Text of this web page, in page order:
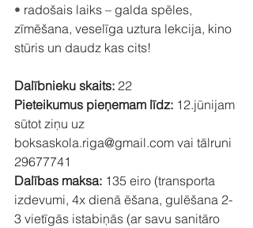
• radošais laiks – galda spēles,
zīmēšana, veselīga uztura lekcija, kino
stūris un daudz kas cits!
Dalībnieku skaits: 22
Pieteikumus pieņemam līdz: 12.jūnijam
sūtot ziņu uz
boksaskola.riga@gmail.com vai tālruni
29677741
Dalības maksa: 135 eiro (transporta
izdevumi, 4x dienā ēšana, gulēšana 2-
3 vietīgās istabiņās (ar savu sanitāro